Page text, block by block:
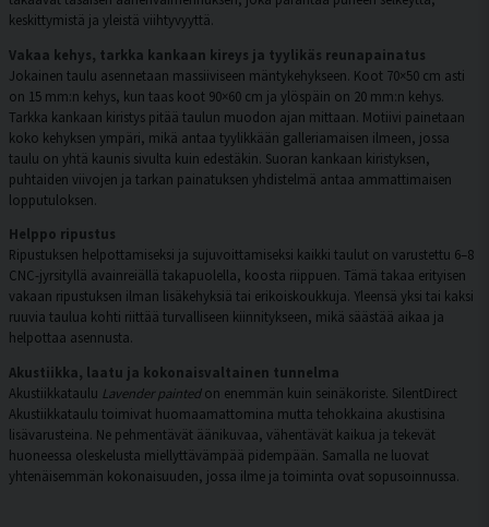
keskittymistä ja yleistä viihtyvyyttä.
Vakaa kehys, tarkka kankaan kireys ja tyylikäs reunapainatus
Jokainen taulu asennetaan massiiviseen mäntykehykseen. Koot 70×50 cm asti
on 15 mm:n kehys, kun taas koot 90×60 cm ja ylöspäin on 20 mm:n kehys.
Tarkka kankaan kiristys pitää taulun muodon ajan mittaan. Motiivi painetaan
koko kehyksen ympäri, mikä antaa tyylikkään galleriamaisen ilmeen, jossa
taulu on yhtä kaunis sivulta kuin edestäkin. Suoran kankaan kiristyksen,
puhtaiden viivojen ja tarkan painatuksen yhdistelmä antaa ammattimaisen
lopputuloksen.
Helppo ripustus
Ripustuksen helpottamiseksi ja sujuvoittamiseksi kaikki taulut on varustettu 6–8
CNC-jyrsityllä avainreiällä takapuolella, koosta riippuen. Tämä takaa erityisen
vakaan ripustuksen ilman lisäkehyksiä tai erikoiskoukkuja. Yleensä yksi tai kaksi
ruuvia taulua kohti riittää turvalliseen kiinnitykseen, mikä säästää aikaa ja
helpottaa asennusta.
Akustiikka, laatu ja kokonaisvaltainen tunnelma
Akustiikkataulu Lavender paintedon enemmän kuin seinäkoriste. SilentDirect
Akustiikkataulu toimivat huomaamattomina mutta tehokkaina akustisina
lisävarusteina. Ne pehmentävät äänikuvaa, vähentävät kaikua ja tekevät
huoneessa oleskelusta miellyttävämpää pidempään. Samalla ne luovat
yhtenäisemmän kokonaisuuden, jossa ilme ja toiminta ovat sopusoinnussa.